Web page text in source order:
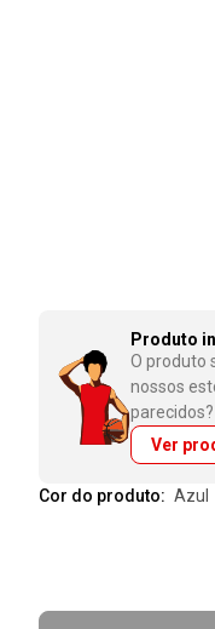
Produto
O produto
nossos
parecidos?
Ver
Cor do produto: azul